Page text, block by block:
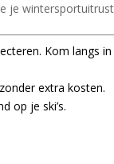
je
Kom langs
extra kosten.
op je ski’s.